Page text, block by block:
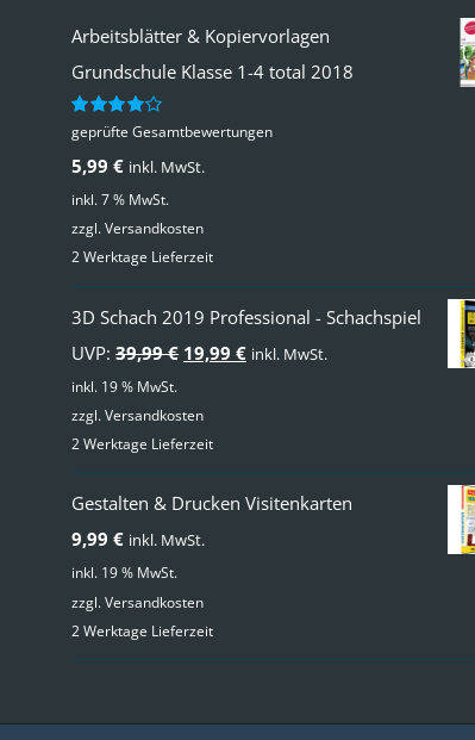
Arbeitsblätter & Kopiervorlagen
Grundschule Klasse 1-4 total 2018
Bewertet
von 5
geprüfte Gesamtbewertungen
5,99 € inkl. MwSt.
inkl. 7 % MwSt.
zzgl.Versandkosten
2 Werktage Lieferzeit
3D Schach 2019 Professional - Schachspiel
UVP: 39,99€ Ursprünglicher
war:
19,99 €Aktueller
inkl. MwSt.
inkl. 19 % MwSt.
zzgl.Versandkosten
2 Werktage Lieferzeit
Gestalten & Drucken Visitenkarten
9,99 € inkl. MwSt.
inkl. 19 % MwSt.
zzgl.Versandkosten
2 Werktage Lieferzeit